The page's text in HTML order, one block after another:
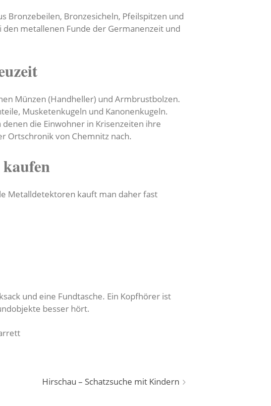
Bronzebeilen, Bronzesicheln, Pfeilspitzen und
metallenen Funde der Germanenzeit und
Münzen (Handheller) und Armbrustbolzen.
Musketenkugeln und Kanonenkugeln.
die Einwohner in Krisenzeiten ihre
Ortschronik von Chemnitz nach.
Metalldetektoren kauft man daher fast
und eine Fundtasche. Ein Kopfhörer ist
besser hört.
Hirschau – Schatzsuche mit Kindern